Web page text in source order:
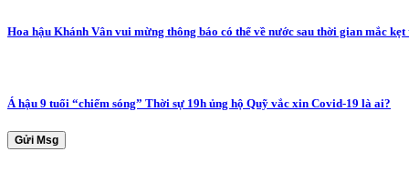
Hoa hậu Khánh Vân vui mừng thông báo có thể về nước sau thời gian mắc
Á hậu 9 tuổi “chiếm sóng” Thời sự 19h ủng hộ Quỹ vắc xin Covid-19 là ai?
Gửi Msg